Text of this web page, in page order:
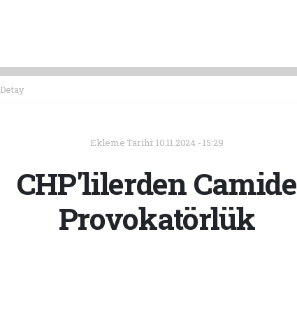
Detay
Ekleme Tarihi: 10.11.2024 - 15:29
CHP'lilerden Camide
Provokatörlük